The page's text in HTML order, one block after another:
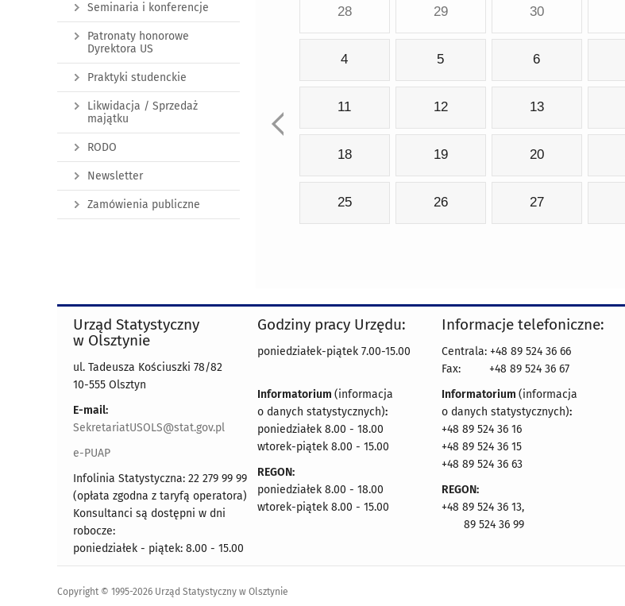
28 29 30
4 5 6
11 12 13
18 19 20
25 26 27
Seminaria i konferencje
Patronaty honorowe
Dyrektora US
Praktyki studenckie
Likwidacja / Sprzedaż
majątku
RODO
Newsletter
Zamówienia publiczne
Urząd Statystyczny
w Olsztynie
ul. Tadeusza Kościuszki 78/82
10-555 Olsztyn
E-mail:
SekretariatUSOLS@stat.gov.pl
e-PUAP
Infolinia Statystyczna: 22 279 99 99
(opłata zgodna z taryfą operatora)
Konsultanci są dostępni w dni
robocze:
poniedziałek - piątek: 8.00 - 15.00
Godziny pracy Urzędu:
poniedziałek-piątek 7.00-15.00
Informatorium (informacja
o danych statystycznych):
poniedziałek 8.00 - 18.00
wtorek-piątek 8.00 - 15.00
REGON:
poniedziałek 8.00 - 18.00
wtorek-piątek 8.00 - 15.00
Informacje telefoniczne:
Centrala: +48 89 524 36 66
Fax:
+48 89 524 36 67
Informatorium (informacja
o danych statystycznych):
+48 89 524 36 16
+48 89 524 36 15
+48 89 524 36 63
REGON:
+48 89 524 36 13,
89 524 36 99
Copyright © 1995-2026 Urząd Statystyczny w Olsztynie